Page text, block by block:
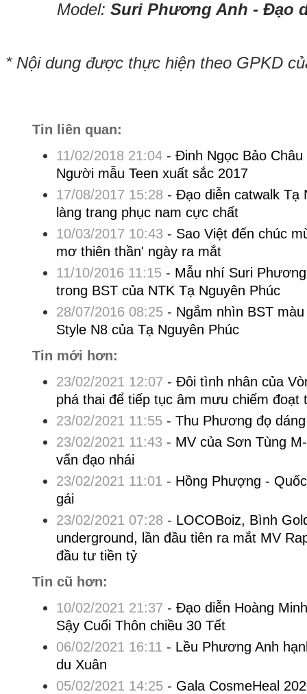
Model: Suri Phương Anh - Đạo
* Nội dung được thực hiện theo GPKD
Tin liên quan:
11/02/2018 21:04- Đinh Ngọc Bảo
Người mẫu Teen xuất sắc 2017
17/08/2017 15:28 - Đạo diễn catwalk Tạ
làng trang phục nam cực chất
10/03/2017 10:43 - Sao Việt đến chúc
mơ thiên thần' ngày ra mắt
11/10/2016 11:15- Mẫu nhí Suri
trong BST của NTK Tạ Nguyên Phúc
28/07/2016 08:25- Ngắm nhìn BST
Style N8 của Tạ Nguyên Phúc
Tin mới hơn:
23/02/2021 12:07 - Đôi tình nhân của
phá thai để tiếp tục âm mưu chiếm đoạt
23/02/2021 11:55- Thu Phương đọ
23/02/2021 11:43 - MV của Sơn Tùng
vấn đạo nhái
23/02/2021 11:01 - Hồng Phượng -
gái
23/02/2021 07:28 - LOCOBoiz, Bình
underground, lần đầu tiên ra mắt MV
đầu tư tiền tỷ
Tin cũ hơn:
10/02/2021 21:37 - Đạo diễn Hoàng
Sậy Cuối Thôn chiều 30 Tết
06/02/2021 16:11 - Lều Phương Anh
du Xuân
05/02/2021 14:25- Gala CosmeHeal